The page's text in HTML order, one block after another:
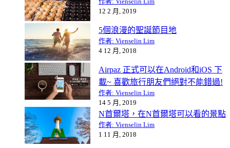
12 2 月, 2019
5個浪漫的聖誕節目地
作者: Vienselin Lim
4 12 月, 2018
Airpaz 正式可以在Android和iOS 下
載~ 喜歡旅行朋友們絕對不能錯過!
作者: Vienselin Lim
14 5 月, 2019
N首爾塔，在N首爾塔可以看的景點
作者: Vienselin Lim
1 11 月, 2018